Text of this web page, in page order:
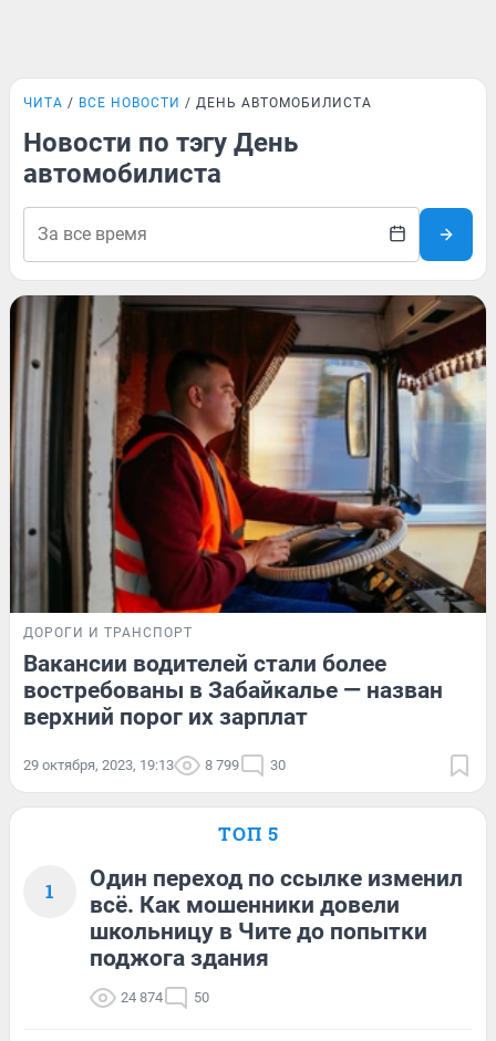
ЧИТА ВСЕ НОВОСТИ ДЕНЬ АВТОМОБИЛИСТА
Новости по тэгу День
автомобилиста
ДОРОГИ И ТРАНСПОРТ
Вакансии водителей стали более
востребованы в Забайкалье — назван
верхний порог их зарплат
29 октября, 2023, 19:13 8 799 30
ТОП 5
1
Один переход по ссылке изменил
всё. Как мошенники довели
школьницу в Чите до попытки
поджога здания
24 874 50